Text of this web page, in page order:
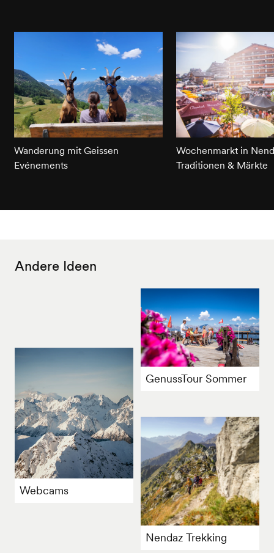
Wanderung mit Geissen
Evénements
Wochenmarkt in
Traditionen & Märkte
Andere Ideen
GenussTour Sommer
Webcams
Nendaz Trekking